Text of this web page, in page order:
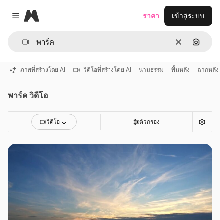
Close menu
Magnific
ชัดเจนค้นหา
ราคา เข้าสู่ระบบ
ภาพที่สร้างโดย AI วิดีโอที่สร้างโดย AI นามธรรม พื้นหลัง ฉากหลัง
พาร์ค วิดีโอ
วิดีโอ ตัวกรอง